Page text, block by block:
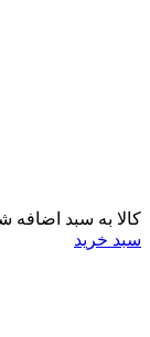
کالا به سبد اضافه
سبد خرید